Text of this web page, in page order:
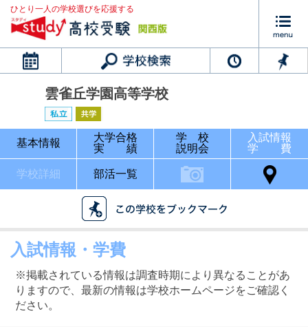
ひとり一人の学校選びを応援する
カレンダー
雲雀丘学園高等学校
基本情報
大学合格
実 績
学 校
説明会
入試情報
学 費
学校詳細 部活一覧
入試情報・学費
※掲載されている情報は調査時期により異なることがあ
りますので、最新の情報は学校ホームページをご確認く
ださい。